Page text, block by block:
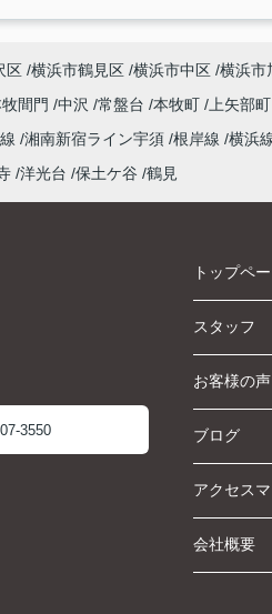
区 横浜市鶴見区 横浜市中区 横浜市
間門 中沢 常盤台 本牧町
上矢部町
湘南新宿ライン宇須 根岸線 横浜
洋光台 保土ケ谷 鶴見
3550
トップペ
スタッフ
お客様の声
ブログ
アクセス
会社概要